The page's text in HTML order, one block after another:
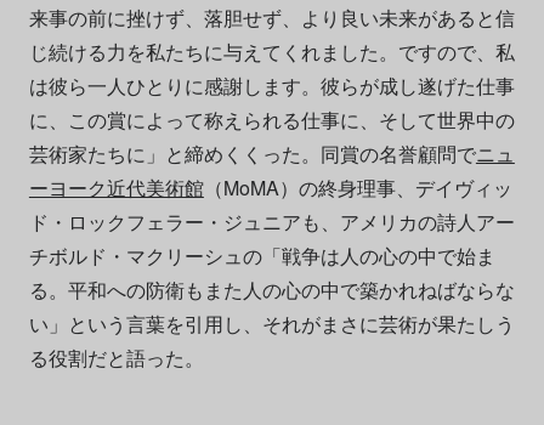
来事の前に挫けず、落胆せず、より良い未来があると信
じ続ける力を私たちに与えてくれました。ですので、私
は彼ら一人ひとりに感謝します。彼らが成し遂げた仕事
に、この賞によって称えられる仕事に、そして世界中の
芸術家たちに」と締めくくった。同賞の名誉顧問でニュ
ーヨーク近代美術館（MoMA）の終身理事、デイヴィッ
ド・ロックフェラー・ジュニアも、アメリカの詩人アー
チボルド・マクリーシュの「戦争は人の心の中で始ま
る。平和への防衛もまた人の心の中で築かれねばならな
い」という言葉を引用し、それがまさに芸術が果たしう
る役割だと語った。